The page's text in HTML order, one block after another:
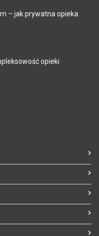
– jak prywatna opieka
opieki